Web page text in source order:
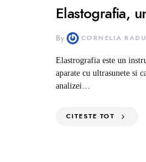
Elastografia,
By CORNELIA
Elastrografia este un
aparate cu ultrasunete si
analizei…
CITESTE TOT